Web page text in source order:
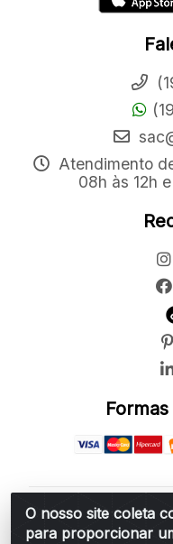
O nosso site coleta
para proporcionar
Atendimento
08h às 12h
Belchior Cortinas
Vereador Sérgio